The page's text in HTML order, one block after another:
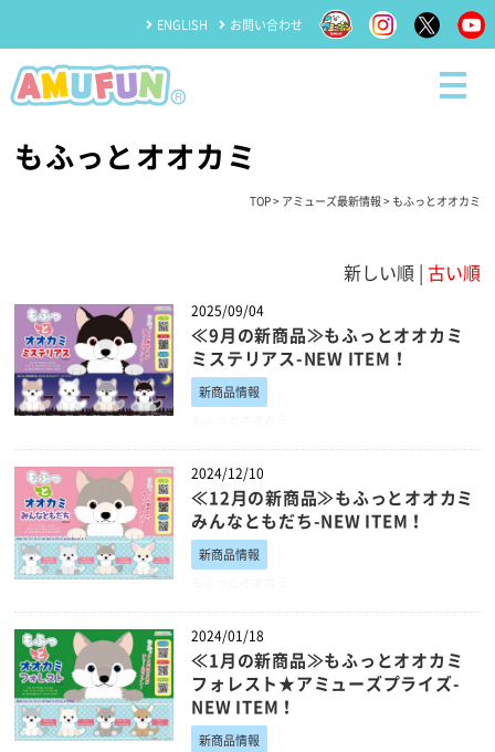
ENGLISH お問い合わせ
もふっとオオカミ
TOP> アミューズ最新情報> もふっとオオカミ
新しい順 | 古い順
2025/09/04
≪9月の新商品≫もふっとオオカミ
ミステリアス-NEW ITEM！
新商品情報
2024/12/10
≪12月の新商品≫もふっとオオカミ
みんなともだち-NEW ITEM！
新商品情報
2024/01/18
≪1月の新商品≫もふっとオオカミ
フォレスト★アミューズプライズ-
NEW ITEM！
新商品情報